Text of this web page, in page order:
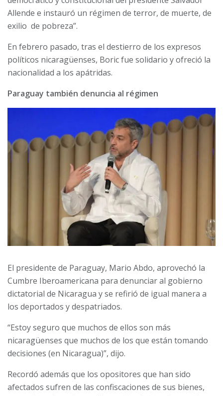
Allende e instauró un régimen de terror, de muerte, de
exilio de pobreza”.
En febrero pasado, tras el destierro de los expresos
políticos nicaragüenses, Boric fue solidario y ofreció la
nacionalidad a los apátridas.
Paraguay también denuncia al régimen
El presidente de Paraguay, Mario Abdo, aprovechó la
Cumbre Iberoamericana para denunciar al gobierno
dictatorial de Nicaragua y se refirió de igual manera a
los deportados y despatriados.
“Estoy seguro que muchos de ellos son más
nicaragüenses que muchos de los que están tomando
decisiones (en Nicaragua)”, dijo.
Recordó además que los opositores que han sido
afectados sufren de las confiscaciones de sus bienes,